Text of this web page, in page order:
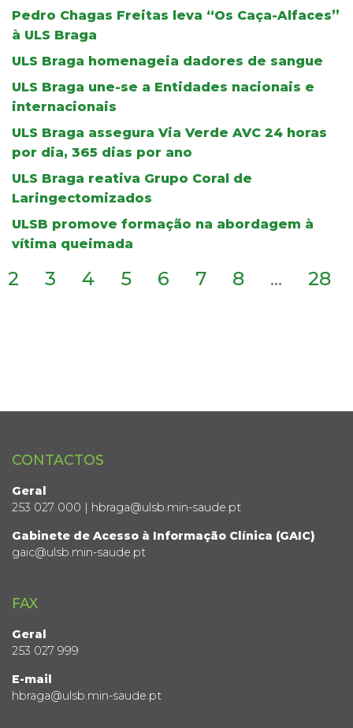
Pedro Chagas Freitas leva “Os Caça-Alfaces”
à ULS Braga
ULS Braga homenageia dadores de sangue
ULS Braga une-se a Entidades nacionais e
internacionais
ULS Braga assegura Via Verde AVC 24 horas
por dia, 365 dias por ano
ULS Braga reativa Grupo Coral de
Laringectomizados
ULSB promove formação na abordagem à
vítima queimada
2 3 4 5 6 7 8 ... 28
CONTACTOS
Geral
253 027 000 | hbraga@ulsb.min-saude.pt
Gabinete de Acesso à Informação Clínica (GAIC)
gaic@ulsb.min-saude.pt
FAX
Geral
253 027 999
E-mail
hbraga@ulsb.min-saude.pt